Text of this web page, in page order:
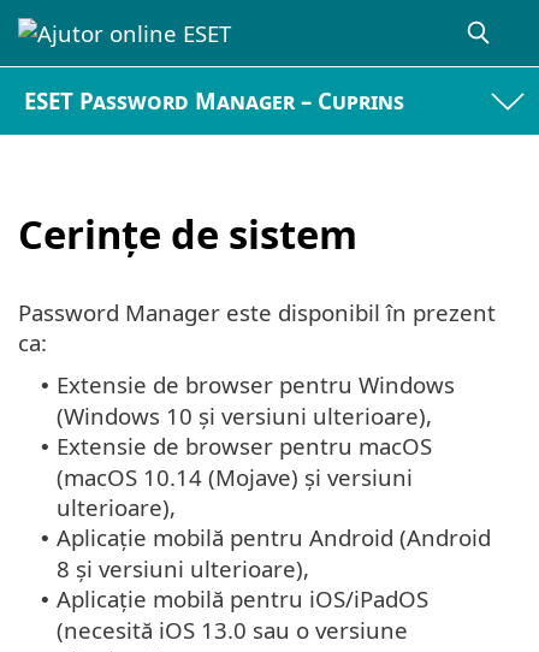
ESET Password Manager – Cuprins
Cerințe de sistem
Password Manager este disponibil în prezent
ca:
• Extensie de browser pentru Windows
(Windows 10 și versiuni ulterioare),
• Extensie de browser pentru macOS
(macOS 10.14 (Mojave) și versiuni
ulterioare),
• Aplicație mobilă pentru Android (Android
8 și versiuni ulterioare),
• Aplicație mobilă pentru iOS/iPadOS
(necesită iOS 13.0 sau o versiune